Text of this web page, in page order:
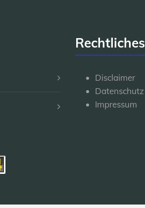
Rechtliches
Disclaimer
Datenschutz
Impressum